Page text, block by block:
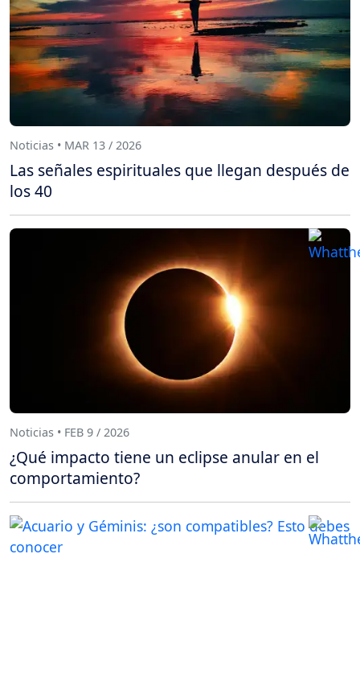
Noticias • MAR 13 / 2026
Las señales espirituales que llegan después de
los 40
Noticias • FEB 9 / 2026
¿Qué impacto tiene un eclipse anular en el
comportamiento?